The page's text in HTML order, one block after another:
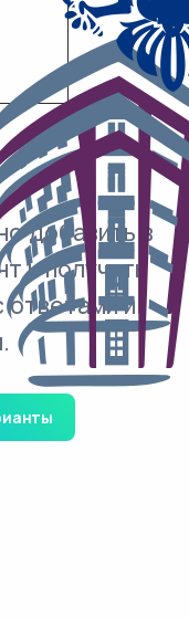
добавить в
и получить
ответами и